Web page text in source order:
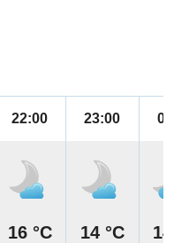
22:00
16 °C
23:00
14 °C
00:00
14 °C